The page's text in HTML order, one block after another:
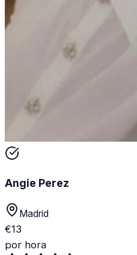
Angie Perez
Madrid
€13
por hora